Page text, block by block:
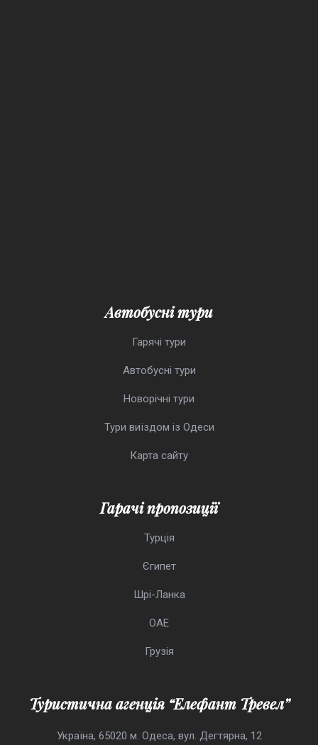
Автобусні тури
Гарячі тури
Автобусні тури
Новорічні тури
Тури виїздом із Одеси
Карта сайту
Гарачі пропозиції
Турція
Єгипет
Шрі-Ланка
ОАЕ
Грузія
Туристична агенція “Елефант Тревел”
Україна, 65020 м. Одеса, вул. Дегтярна, 12